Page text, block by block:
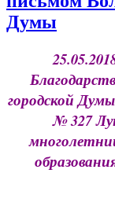
Думы
городской
№ 327